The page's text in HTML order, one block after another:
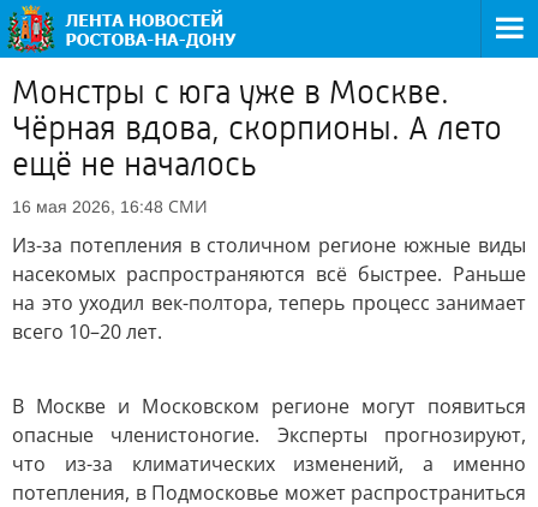
Монстры с юга уже в Москве.
Чёрная вдова, скорпионы. А лето
ещё не началось
16 мая 2026, 16:48 СМИ
Из-за потепления в столичном регионе южные виды
насекомых распространяются всё быстрее. Раньше
на это уходил век-полтора, теперь процесс занимает
всего 10–20 лет.
В Москве и Московском регионе могут появиться
опасные членистоногие. Эксперты прогнозируют,
что из-за климатических изменений, а именно
потепления, в Подмосковье может распространиться